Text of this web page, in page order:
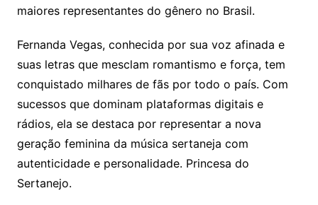
maiores representantes do gênero no Brasil.
Fernanda Vegas, conhecida por sua voz afinada e
suas letras que mesclam romantismo e força, tem
conquistado milhares de fãs por todo o país. Com
sucessos que dominam plataformas digitais e
rádios, ela se destaca por representar a nova
geração feminina da música sertaneja com
autenticidade e personalidade. Princesa do
Sertanejo.